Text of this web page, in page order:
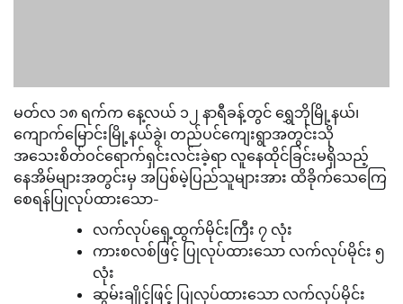
မတ်လ ၁၈ ရက်က နေ့လယ် ၁၂ နာရီခန့်တွင် ရွှေဘိုမြို့နယ်၊
ကျောက်မြောင်းမြို့နယ်ခွဲ၊ တည်ပင်ကျေးရွာအတွင်းသို
အသေးစိတ်ဝင်ရောက်ရှင်းလင်းခဲ့ရာ လူနေထိုင်ခြင်းမရှိသည့်
နေအိမ်များအတွင်းမှ အပြစ်မဲ့ပြည်သူများအား ထိခိုက်သေကြေ
စေရန်ပြုလုပ်ထားသော-
လက်လုပ်ရှေ့ထွက်မိုင်းကြီး ၇ လုံး
ကားစလစ်ဖြင့် ပြုလုပ်ထားသော လက်လုပ်မိုင်း ၅
လုံး
ဆွမ်းချိုင့်ဖြင့် ပြုလုပ်ထားသော လက်လုပ်မိုင်း